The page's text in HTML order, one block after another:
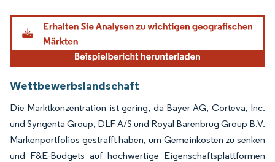
Bild © Mordor Intelligence. Wiederverwendung erfordert Namensnennung gemäß
Wettbewerbslandschaft
Die Marktkonzentration ist gering, da Bayer AG, Corteva, Inc.
und Syngenta Group, DLF A/S und Royal Barenbrug Group B.V.
Markenportfolios gestrafft haben, um Gemeinkosten zu senken
und F&E-Budgets auf hochwertige Eigenschaftsplattformen